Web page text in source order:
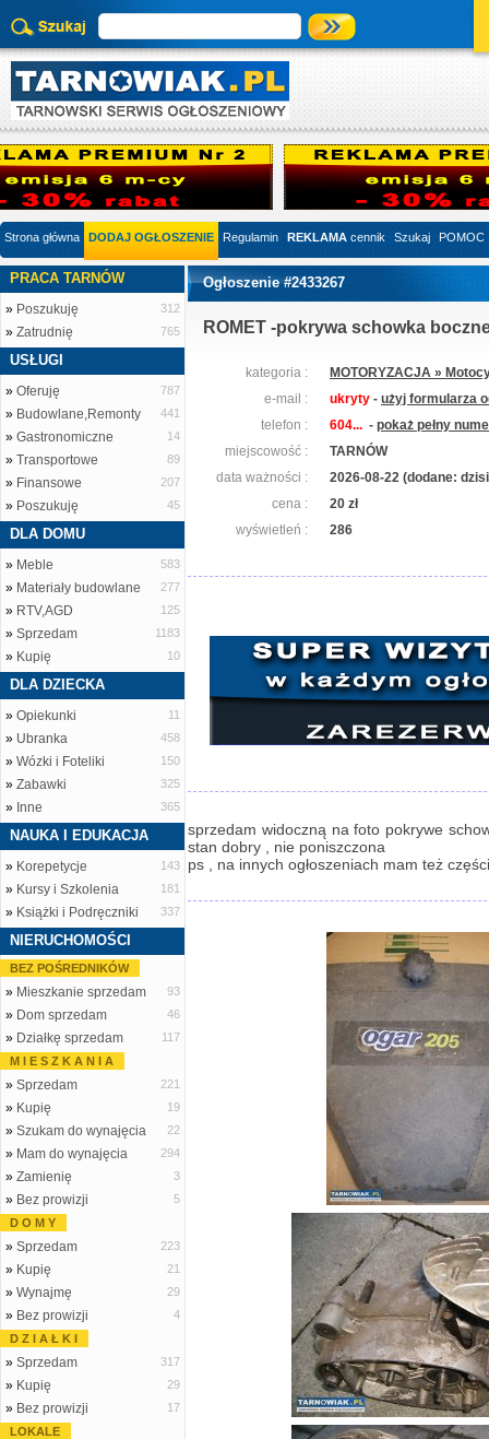
Strona główna DODAJ OGŁOSZENIE Regulamin REKLAMA cennik Szukaj POMOC
PRACA TARNÓW
» Poszukuję 312
» Zatrudnię 765
USŁUGI
» Oferuję 787
» Budowlane,Remonty 441
» Gastronomiczne 14
» Transportowe 89
» Finansowe 207
» Poszukuję 45
DLA DOMU
» Meble 583
» Materiały budowlane 277
» RTV,AGD 125
» Sprzedam 1183
» Kupię 10
DLA DZIECKA
» Opiekunki 11
» Ubranka 458
» Wózki i Foteliki 150
» Zabawki 325
» Inne 365
NAUKA I EDUKACJA
» Korepetycje 143
» Kursy i Szkolenia 181
» Książki i Podręczniki 337
NIERUCHOMOŚCI
BEZ POŚREDNIKÓW
» Mieszkanie sprzedam 93
» Dom sprzedam 46
» Działkę sprzedam
117
M I E S Z K A N I A
» Sprzedam 221
» Kupię 19
» Szukam do wynajęcia 22
» Mam do wynajęcia 294
» Zamienię 3
» Bez prowizji
5
D O M Y
» Sprzedam 223
» Kupię 21
» Wynajmę 29
» Bez prowizji
4
D Z I A Ł K I
» Sprzedam 317
» Kupię 29
» Bez prowizji
17
LOKALE
Ogłoszenie #2433267
ROMET -pokrywa schowka
kategoria :
MOTORYZACJA »
e-mail :
ukryty - użyj formularza
telefon :
604... - pokaż pełny
miejscowość :
TARNÓW
data ważności :
2026-08-22 (dodane:
cena :
20 zł
wyświetleń :
286
sprzedam widoczną na foto pokrywe
stan dobry , nie poniszczona
ps , na innych ogłoszeniach mam też